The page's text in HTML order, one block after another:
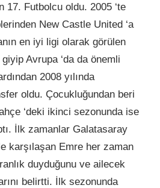
17. Futbolcu oldu. 2005 ‘te
New Castle United ‘a
en iyi ligi olarak görülen
Avrupa ‘da da önemli
2008 yılında
oldu. Çocukluğundan beri
‘deki ikinci sezonunda ise
İlk zamanlar Galatasaray
karşılaşan Emre her zaman
duyduğunu ve ailecek
belirtti. İlk sezonunda